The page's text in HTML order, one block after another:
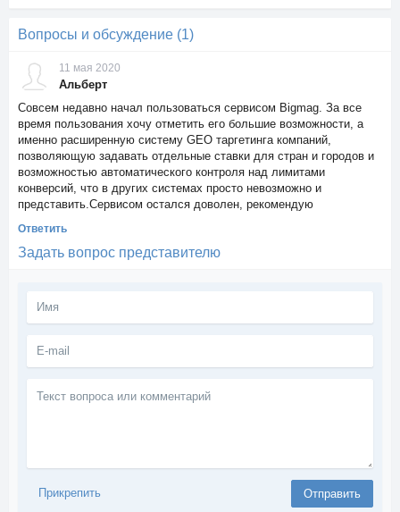
Вопросы и обсуждение (1)
11 мая 2020
Альберт
Совсем недавно начал пользоваться сервисом Bigmag. За все
время пользования хочу отметить его большие возможности, а
именно расширенную систему GEO таргетинга компаний,
позволяющую задавать отдельные ставки для стран и городов и
возможностью автоматического контроля над лимитами
конверсий, что в других системах просто невозможно и
представить.Сервисом остался доволен, рекомендую
Ответить
Задать вопрос представителю
вопроса
Отправить
Прикрепить